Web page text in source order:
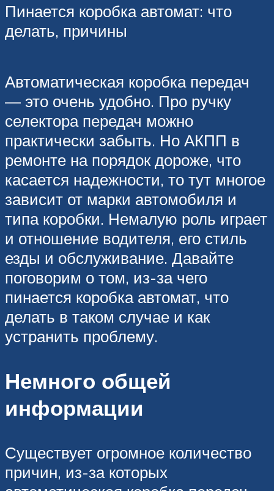
Пинается коробка автомат: что
делать, причины
Автоматическая коробка передач
— это очень удобно. Про ручку
селектора передач можно
практически забыть. Но АКПП в
ремонте на порядок дороже, что
касается надежности, то тут многое
зависит от марки автомобиля и
типа коробки. Немалую роль играет
и отношение водителя, его стиль
езды и обслуживание. Давайте
поговорим о том, из-за чего
пинается коробка автомат, что
делать в таком случае и как
устранить проблему.
Немного общей
информации
Существует огромное количество
причин, из-за которых